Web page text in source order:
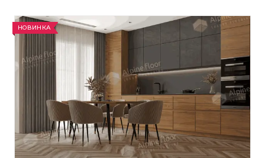
НОВИНКА